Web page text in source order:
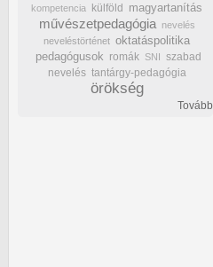
kompetencia külföld magyartanítás
művészetpedagógia
nevelés
neveléstörténet oktatáspolitika
pedagógusok romák SNI szabad
nevelés tantárgy-pedagógia
örökség
Tovább